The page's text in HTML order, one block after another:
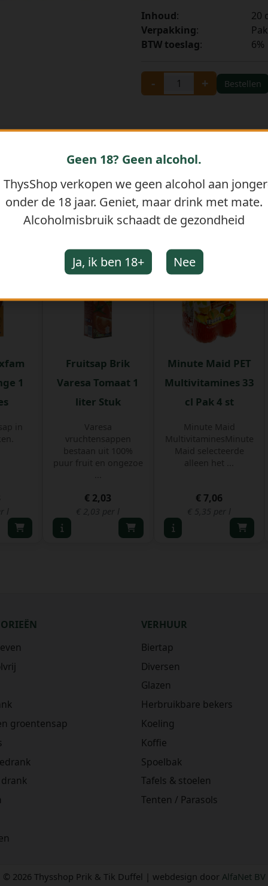
Inhoud:
20
Verpakking:
BTW toeslag: 6%
- + Bestellen
GERELATEERDE PRODUCTEN
1
in
l
Fruitsap Brik
Varesa Tomaat 1
liter Stuk
Varesa
vruchtensappen
bestaan uit 100%
puur fruit en ongezoe
€ 2,03
€ 2,03 per l
Minute Maid PET
Multivitamines 33
cl Pak 4 st
Minute Maid
MultivitaminesMinute
Maid selecteerde
alleen het ...
€ 7,06
€ 5,35 per l
groentensap
VERHUUR
Biertap
Diversen
Glazen
Herbruikbare bekers
Koeling
Koffie
Spoelbak
Tafels & stoelen
Tenten / Parasols
© 2026 Thysshop Prik & Tik Duffel | webdesign door AlfaNet BV
Geen 18? Geen alcohol.
ThysShop verkopen we geen alcohol aan
onder de 18 jaar. Geniet, maar drink met mate.
Alcoholmisbruik schaadt de gezondheid
Ja, ik ben 18+ Nee